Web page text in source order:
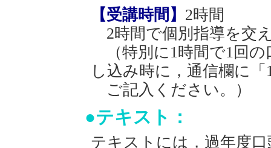
【受講時間】 2時間
2時間で個別指導を交
（特別に1時間で1回の
し込み時に，通信欄に
ご記入ください。）
●テキスト：
テキストには，過年度